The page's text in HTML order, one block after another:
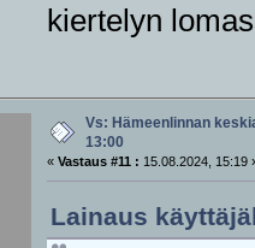
kiertelyn
Vs: Hämeenlinnan
13:00
« Vastaus #11 : 15.08.2024, 15:19
Lainaus